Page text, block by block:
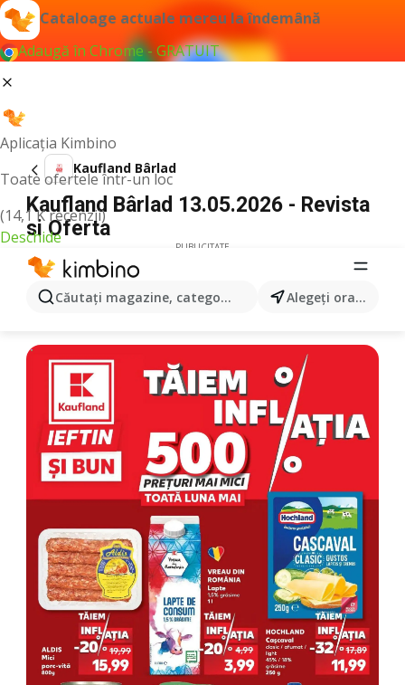
Cataloage actuale mereu la îndemână
Adaugă în Chrome - GRATUIT
Aplicația Kimbino
Toate ofertele într-un loc
(14,1 K recenzii)
Deschide
Căutaţi magazine, categorii, produse... Alegeţi oraşul
Kaufland Bârlad
Kaufland Bârlad 13.05.2026 - Revista
si Oferta
PUBLICITATE